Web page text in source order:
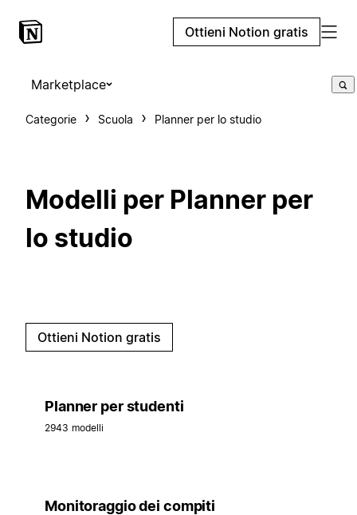
Ottieni Notion gratis
Marketplace
Categorie Scuola Planner per lo studio
Modelli per Planner per
lo studio
Ottieni Notion gratis
Planner per studenti
2943 modelli
Monitoraggio dei compiti